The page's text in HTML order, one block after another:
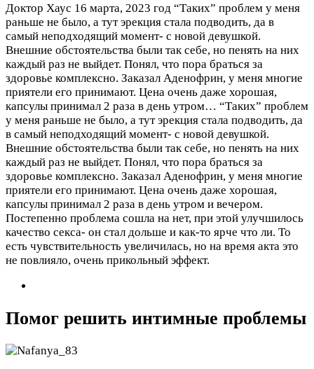
Доктор Хаус 16 марта, 2023 год “Таких” проблем у меня
раньше не было, а тут эрекция стала подводить, да в
самый неподходящий момент- с новой девушкой.
Внешние обстоятельства были так себе, но пенять на них
каждый раз не выйдет. Понял, что пора браться за
здоровье комплексно. Заказал Аденофрин, у меня многие
приятели его принимают. Цена очень даже хорошая,
капсулы принимал 2 раза в день утром… “Таких” проблем
у меня раньше не было, а тут эрекция стала подводить, да
в самый неподходящий момент- с новой девушкой.
Внешние обстоятельства были так себе, но пенять на них
каждый раз не выйдет. Понял, что пора браться за
здоровье комплексно. Заказал Аденофрин, у меня многие
приятели его принимают. Цена очень даже хорошая,
капсулы принимал 2 раза в день утром и вечером.
Постепенно проблема сошла на нет, при этой улучшилось
качество секса- он стал дольше и как-то ярче что ли. То
есть чувствительность увеличилась, но на время акта это
не повлияло, очень прикольный эффект.
Помог решить интимные проблемы